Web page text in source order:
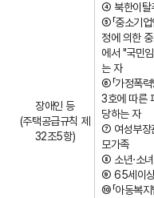
장애인 등
(주택공급규칙 제
32조5항)
④ 북한이탈
⑤「중소기
정에 의한
에서 "국민
는 자
⑥「가정폭
3호에 따른
당하는 자
⑦ 여성부장
모가족
⑧ 소년·소녀
⑨ 65세이
⑩「아동복